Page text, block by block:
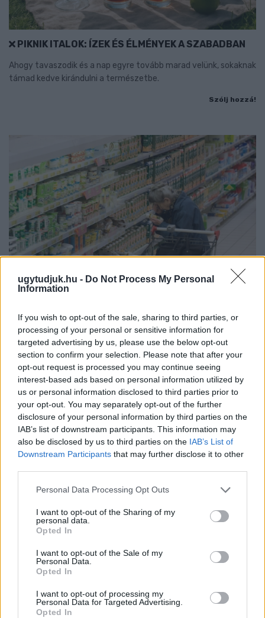
ugytudjuk.hu - Do Not Process My Personal
Information
If you wish to opt-out of the sale, sharing to third parties, or
processing of your personal or sensitive information for
targeted advertising by us, please use the below opt-out
section to confirm your selection. Please note that after your
opt-out request is processed you may continue seeing
interest-based ads based on personal information utilized by
us or personal information disclosed to third parties prior to
your opt-out. You may separately opt-out of the further
disclosure of your personal information by third parties on the
IAB’s list of downstream participants. This information may
also be disclosed by us to third parties on the IAB’s List of
Downstream Participants that may further disclose it to other
Please note that this website/app uses one or more Google
not limited to your visit or usage behaviour. You may click to
grant or deny consent to Google and its third-party tags to
use your data for below specified purposes in below Google
consent section.
Personal Data Processing Opt Outs
I want to opt-out of the Sharing of my
personal data.
Opted In
I want to opt-out of the Sale of my
Personal Data.
Opted In
I want to opt-out of processing my
Personal Data for Targeted Advertising.
Opted In
PIKNIK ITALOK: ÍZEK ÉS ÉLMÉNYEK A SZABADBAN
Ahogy tavaszodik és a nap egyre tovább marad velünk, sokaknak
támad kedve kirándulni a természetbe.
Szólj hozzá!
INFLÁCIÓ MAGYARORSZÁGON
Júliusban mindössze 1,2 százalékkal emelkedtek éves
összevetésben a fogyasztói árak, miközben az élelmiszerek ára
már csökkent.
Szólj hozzá!
A BAROKK ÖSSZES ÁRNYALATA ÉS MÉG EGY SOR
KIVÁLÓ PROGRAM VÁR MINDENKIT EZEN A HÉTVÉGÉN